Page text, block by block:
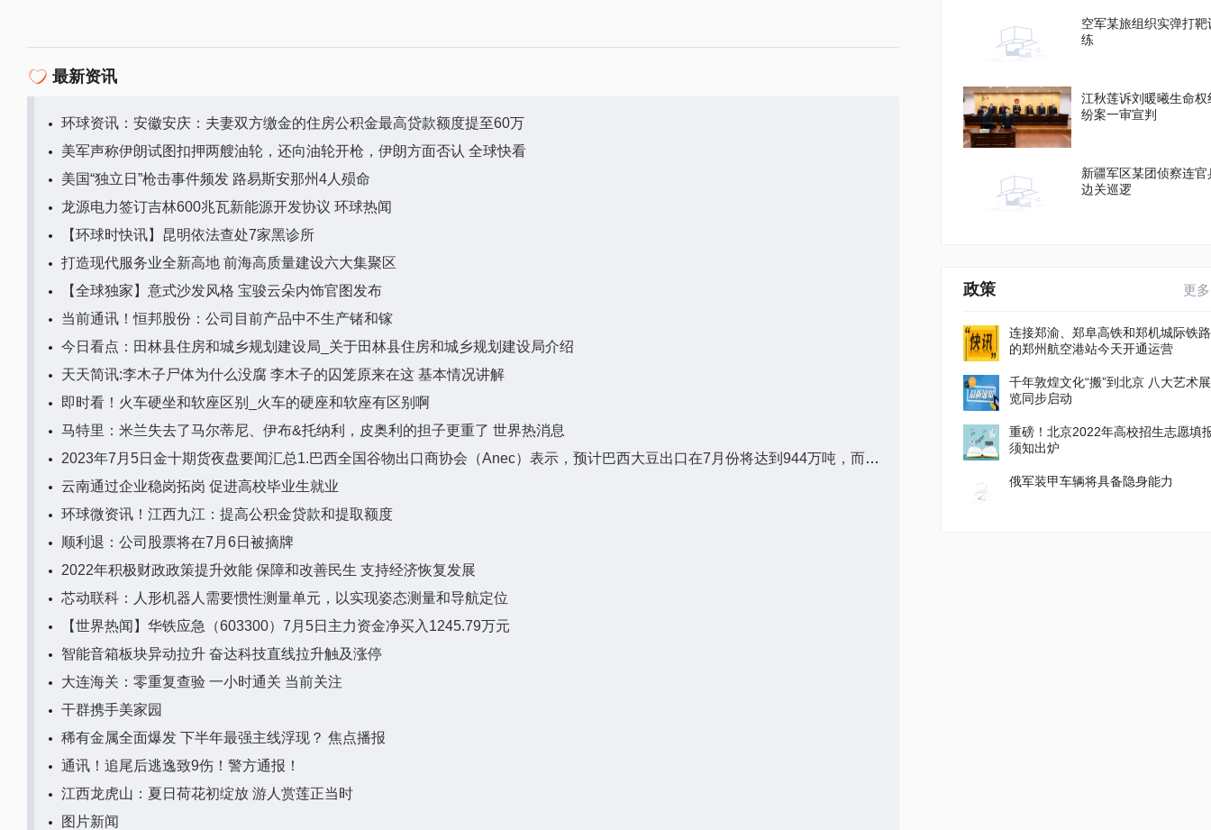
最新资讯
环球资讯：安徽安庆：夫妻双方缴金的住房公积金最高贷款额度提至60万
美军声称伊朗试图扣押两艘油轮，还向油轮开枪，伊朗方面否认 全球快看
美国“独立日”枪击事件频发 路易斯安那州4人殒命
龙源电力签订吉林600兆瓦新能源开发协议 环球热闻
【环球时快讯】昆明依法查处7家黑诊所
打造现代服务业全新高地 前海高质量建设六大集聚区
【全球独家】意式沙发风格 宝骏云朵内饰官图发布
当前通讯！恒邦股份：公司目前产品中不生产锗和镓
今日看点：田林县住房和城乡规划建设局_关于田林县住房和城乡规划建设局介绍
天天简讯:李木子尸体为什么没腐 李木子的囚笼原来在这 基本情况讲解
即时看！火车硬坐和软座区别_火车的硬座和软座有区别啊
马特里：米兰失去了马尔蒂尼、伊布&托纳利，皮奥利的担子更重了 世界热消息
2023年7月5日金十期货夜盘要闻汇总1.巴西全国谷物出口商协会（Anec）表示，预计巴西大豆出口在7月份将达到944万吨，而去年同期为700万吨；预计巴西玉米出口在7月份达到634万吨，而去年同期为563万吨；预计巴西豆粕出口在7月份将达到225万吨 全球关注
云南通过企业稳岗拓岗 促进高校毕业生就业
环球微资讯！江西九江：提高公积金贷款和提取额度
顺利退：公司股票将在7月6日被摘牌
2022年积极财政政策提升效能 保障和改善民生 支持经济恢复发展
芯动联科：人形机器人需要惯性测量单元，以实现姿态测量和导航定位
【世界热闻】华铁应急（603300）7月5日主力资金净买入1245.79万元
智能音箱板块异动拉升 奋达科技直线拉升触及涨停
大连海关：零重复查验 一小时通关 当前关注
干群携手美家园
稀有金属全面爆发 下半年最强主线浮现？ 焦点播报
通讯！追尾后逃逸致9伤！警方通报！
江西龙虎山：夏日荷花初绽放 游人赏莲正当时
图片新闻
空军某旅组织实弹打靶
练
江秋莲诉刘暖曦生命权
纷案一审宣判
新疆军区某团侦察连官
边关巡逻
政策 更多
连接郑渝、郑阜高铁和郑机城际铁路
的郑州航空港站今天开通运营
千年敦煌文化“搬”到北京 八大艺术展
览同步启动
重磅！北京2022年高校招生志愿填
须知出炉
俄军装甲车辆将具备隐身能力